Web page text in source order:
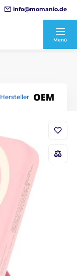
info@momanio.de
Menü
Hersteller